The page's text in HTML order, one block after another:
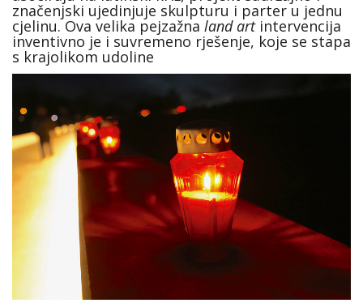
značenjski ujedinjuje skulpturu i parter u jednu
cjelinu. Ova velika pejzažna land artintervencija
inventivno je i suvremeno rješenje, koje se stapa
s krajolikom udoline